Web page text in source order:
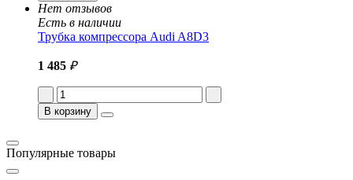
Нет отзывов
Есть в наличии
Трубка компрессора Audi A8D3
1 485 ₽
В корзину
Популярные товары